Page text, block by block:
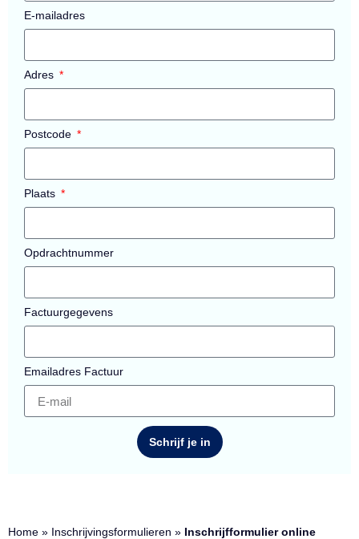
E-mailadres
Adres
Postcode
Plaats
Opdrachtnummer
Factuurgegevens
Emailadres Factuur
Schrijf je in
Home » Inschrijvingsformulieren » Inschrijfformulier online